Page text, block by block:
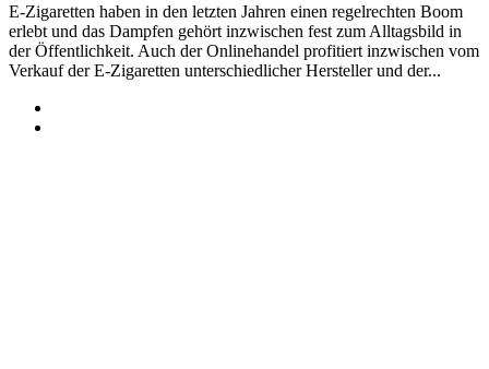
E-Zigaretten haben in den letzten Jahren einen regelrechten Boom
erlebt und das Dampfen gehört inzwischen fest zum Alltagsbild in
der Öffentlichkeit. Auch der Onlinehandel profitiert inzwischen vom
Verkauf der E-Zigaretten unterschiedlicher Hersteller und der...